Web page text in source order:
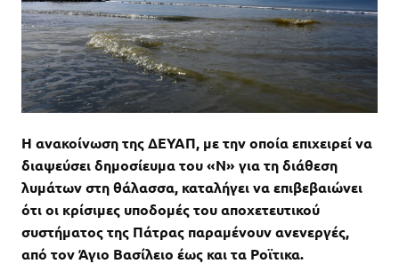
Η ανακοίνωση της ΔΕΥΑΠ, με την οποία επιχειρεί να
διαψεύσει δημοσίευμα του «Ν» για τη διάθεση
λυμάτων στη θάλασσα, καταλήγει να επιβεβαιώνει
ότι οι κρίσιμες υποδομές του αποχετευτικού
συστήματος της Πάτρας παραμένουν ανενεργές,
από τον Άγιο Βασίλειο έως και τα Ροϊτικα.